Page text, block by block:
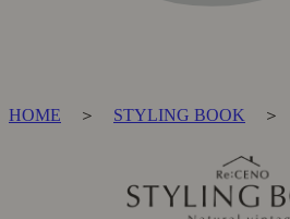
HOME ＞ STYLING BOOK ＞